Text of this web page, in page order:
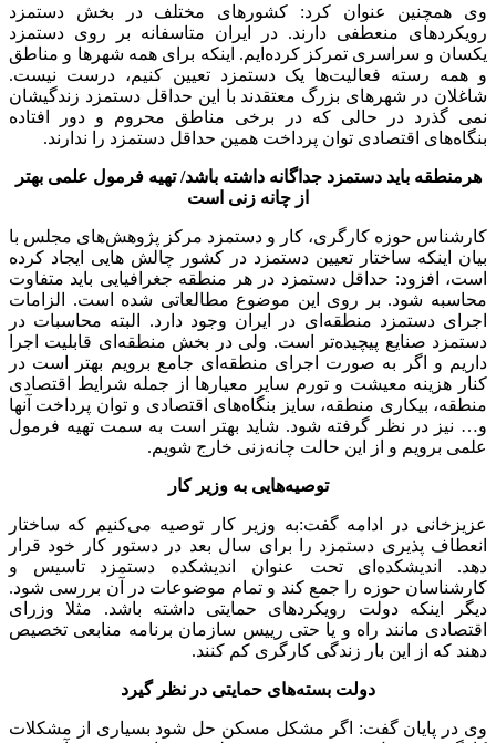
وی همچنین عنوان کرد: کشورهای مختلف در بخش دستمزد
رویکردهای منعطفی دارند. در ایران متاسفانه بر روی دستمزد
یکسان و سراسری تمرکز کرده‌ایم. اینکه برای همه شهرها و مناطق
و همه رسته فعالیت‌ها یک دستمزد تعیین کنیم،‌ درست نیست.
شاغلان در شهرهای بزرگ معتقدند با این حداقل دستمزد زندگیشان
نمی گذرد در حالی که در برخی مناطق محروم و دور افتاده
بنگاه‌های اقتصادی توان پرداخت همین حداقل دستمزد را ندارند.
هرمنطقه باید دستمزد جداگانه داشته باشد/ تهیه فرمول علمی بهتر
از چانه زنی است
کارشناس حوزه کارگری، کار و دستمزد مرکز پژوهش‌های مجلس با
بیان اینکه ساختار تعیین دستمزد در کشور چالش هایی ایجاد کرده
است، افزود: حداقل دستمزد در هر منطقه جغرافیایی باید متفاوت
محاسبه شود. بر روی این موضوع مطالعاتی شده است. الزامات
اجرای دستمزد منطقه‌ای در ایران وجود دارد. البته محاسبات در
دستمزد صنایع پیچیده‌تر است. ولی در بخش منطقه‌ای قابلیت اجرا
داریم و اگر به صورت اجرای منطقه‌ای جامع برویم بهتر است در
کنار هزینه معیشت و تورم سایر معیارها از جمله شرایط اقتصادی
منطقه، بیکاری منطقه، سایز بنگاه‌های اقتصادی و توان پرداخت آنها
و… نیز در نظر گرفته شود. شاید بهتر است به سمت تهیه فرمول
علمی برویم و از این حالت چانه‌زنی خارج شویم.
توصیه‌هایی به وزیر کار
عزیزخانی در ادامه گفت:به وزیر کار توصیه می‌کنیم که ساختار
انعطاف پذیری دستمزد را برای سال بعد در دستور کار خود قرار
دهد. اندیشکده‌ای تحت عنوان اندیشکده دستمزد تاسیس و
کارشناسان حوزه را جمع کند و تمام موضوعات در آن بررسی شود.
دیگر اینکه دولت رویکردهای حمایتی داشته باشد. مثلا وزرای
اقتصادی مانند راه و یا حتی رییس سازمان برنامه منابعی تخصیص
دهند که از این بار زندگی کارگری کم کنند.
دولت بسته‌های حمایتی در نظر گیرد
وی در پایان گفت: اگر مشکل مسکن حل شود بسیاری از مشکلات